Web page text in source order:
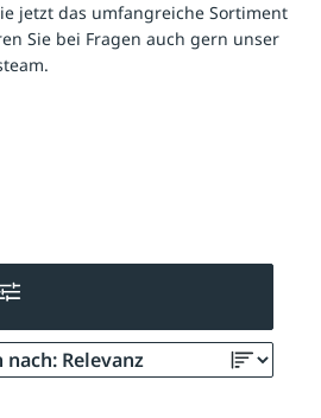
jetzt das umfangreiche Sortiment
Sie bei Fragen auch gern unser